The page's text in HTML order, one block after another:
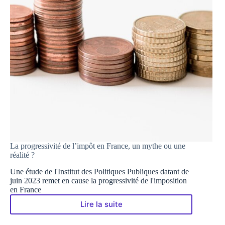
La progressivité de l’impôt en France, un mythe ou une
réalité ?
Une étude de l'Institut des Politiques Publiques datant de
juin 2023 remet en cause la progressivité de l'imposition
en France
Lire la suite
La